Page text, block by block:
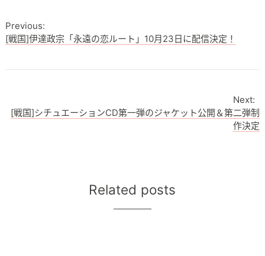
[戦国]伊達政宗「永遠の恋ルート」10月23日に配信決定！
[戦国]シチュエーションCD第一弾のジャケット公開＆第二弾制
作決定
Related posts